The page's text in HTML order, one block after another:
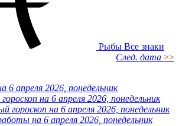
Рыбы Все знаки
След. дата >>
6 апреля 2026, понедельник
на 6 апреля 2026, понедельник
гороскоп на 6 апреля 2026, понедельник
на 6 апреля 2026, понедельник